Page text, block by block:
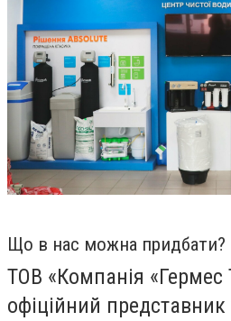
Що в нас можна придбати?
ТОВ «Компанія «Гермес
офіційний